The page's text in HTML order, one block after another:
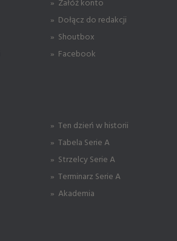
» Dołącz do redakcji
» Shoutbox
» Facebook
» Ten dzień w historii
» Tabela Serie A
» Strzelcy Serie A
» Terminarz Serie A
» Akademia